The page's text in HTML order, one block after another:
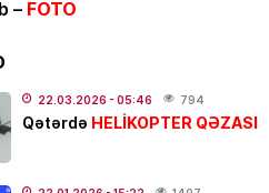
- 00:12
– FOTO
22.03.2026 - 05:46 794
Qətərdə HELİKOPTER QƏZASI